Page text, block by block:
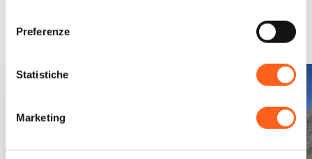
Preferenze
Statistiche
Marketing
Ti potrebbe interessare...